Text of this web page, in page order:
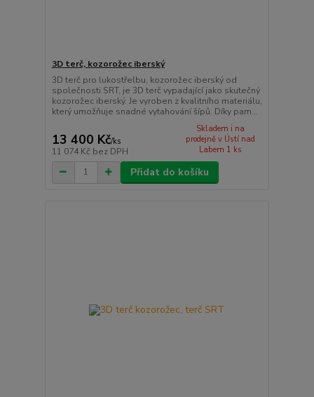
3D terč, kozorožec iberský
3D terč pro lukostřelbu, kozorožec iberský od
společnosti SRT, je 3D terč vypadající jako skutečný
kozorožec iberský. Je vyroben z kvalitního materiálu,
který umožňuje snadné vytahování šípů. Díky pam...
13 400 Kč/ks
11 074 Kč bez DPH
Skladem i na
prodejně v Ústí nad
Labem 1 ks
Přidat do košíku